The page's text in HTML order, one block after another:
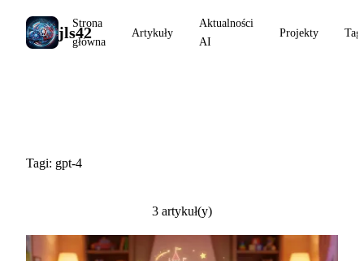
jls42
Strona
główna
Artykuły
Aktualności
AI
Projekty Tagi
Tagi: gpt-4
3 artykuł(y)